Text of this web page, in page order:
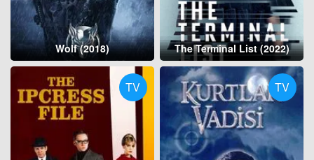
Wolf (2018) The Terminal List (2022)
TV TV